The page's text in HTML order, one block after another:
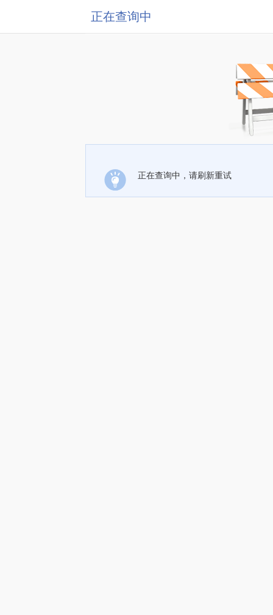
正在查询中
正在查询中，请刷新重试